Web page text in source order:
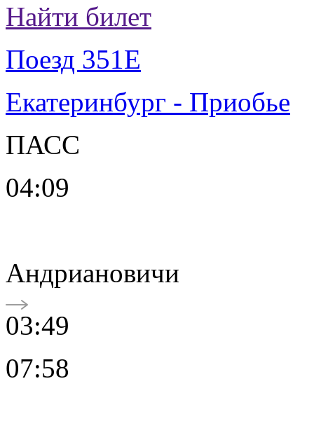
Найти билет
Поезд 351Е
Екатеринбург - Приобье
ПАСС
04:09
Андриановичи
03:49
07:58